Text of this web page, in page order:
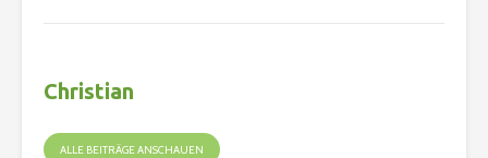
Christian
ALLE BEITRÄGE ANSCHAUEN